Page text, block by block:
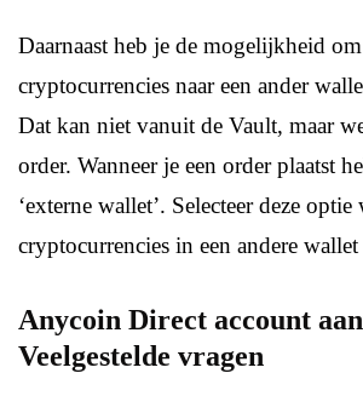
Daarnaast heb je de mogelijkheid
cryptocurrencies naar een ander
Dat kan niet vanuit de Vault, maar
order. Wanneer je een order plaatst
‘externe wallet’. Selecteer deze optie
cryptocurrencies in een andere
Anycoin Direct account
Veelgestelde vragen